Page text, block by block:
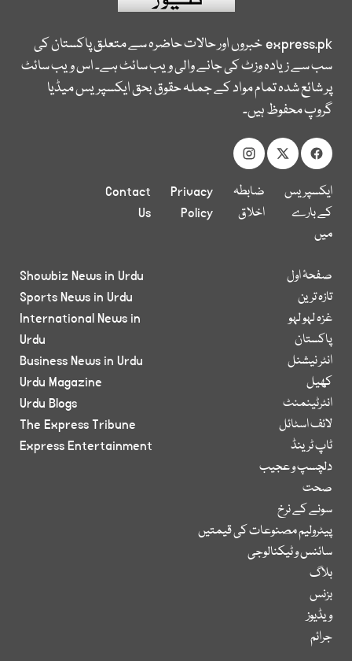
express.pkخبروں اور حالات حاضرہ سے متعلق پاکستان کی
سب سے زیادہ وزٹ کی جانے والی ویب سائٹ ہے۔ اس ویب سائٹ
پر شائع شدہ تمام مواد کے جملہ حقوق بحق ایکسپریس میڈیا
گروپ محفوظ ہیں۔
ایکسپریس
کے بارے
میں
ضابطہ
اخلاق
Privacy
Policy
Contact
Us
صفحۂ اول
تازہ ترین
غزہ لہو لہو
پاکستان
انٹر نیشنل
کھیل
انٹرٹینمنٹ
لائف اسٹائل
ٹاپ ٹرینڈ
دلچسپ و عجیب
صحت
سونے کے نرخ
پیٹرولیم مصنوعات کی قیمتیں
سائنس و ٹیکنالوجی
بلاگ
بزنس
ویڈیوز
جرائم
Showbiz News in Urdu
Sports News in Urdu
International News in
Urdu
Business News in Urdu
Urdu Magazine
Urdu Blogs
The Express Tribune
Express Entertainment